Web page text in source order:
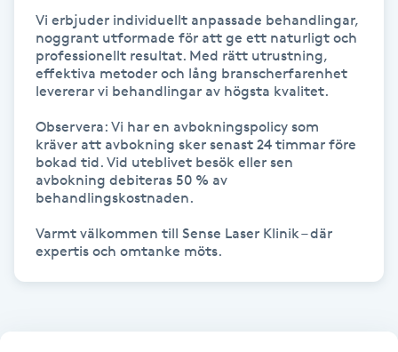
LPG
LPG-behandling
Luggklippning
Läpptatuering
Vi erbjuder individuellt anpassade behandlingar,
noggrant utformade för att ge ett naturligt och
professionellt resultat. Med rätt utrustning,
effektiva metoder och lång branscherfarenhet
levererar vi behandlingar av högsta kvalitet.
Observera: Vi har en avbokningspolicy som
kräver att avbokning sker senast 24 timmar före
bokad tid. Vid uteblivet besök eller sen
avbokning debiteras 50 % av
behandlingskostnaden.
Varmt välkommen till Sense Laser Klinik – där